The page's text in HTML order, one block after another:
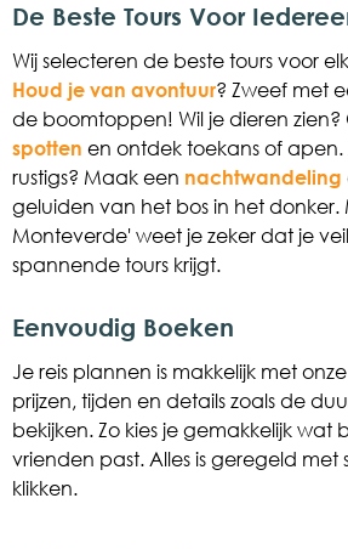
De Beste Tours Voor
Wij selecteren de beste tours voor
Houd je van avontuur? Zweef met
de boomtoppen! Wil je dieren zien?
spotten en ontdek toekans of apen.
rustigs? Maak een nachtwandeling
geluiden van het bos in het donker.
Monteverde' weet je zeker dat je
spannende tours krijgt.
Eenvoudig Boeken
Je reis plannen is makkelijk met
prijzen, tijden en details zoals de
bekijken. Zo kies je gemakkelijk wat
vrienden past. Alles is geregeld met
klikken.